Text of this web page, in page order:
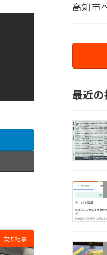
次の記事
高知市
最近の